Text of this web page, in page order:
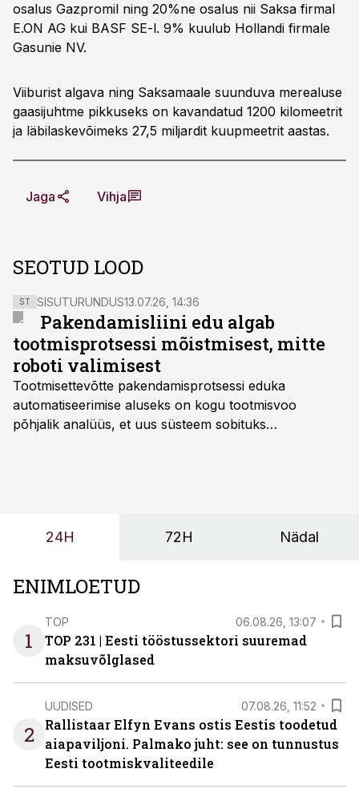
osalus Gazpromil ning 20%ne osalus nii Saksa firmal
E.ON AG kui BASF SE-l. 9% kuulub Hollandi firmale
Gasunie NV.
Viiburist algava ning Saksamaale suunduva merealuse
gaasijuhtme pikkuseks on kavandatud 1200 kilomeetrit
ja läbilaskevõimeks 27,5 miljardit kuupmeetrit aastas.
Jaga Vihja
SEOTUD LOOD
ST SISUTURUNDUS13.07.26, 14:36
Pakendamisliini edu algab
tootmisprotsessi mõistmisest, mitte
roboti valimisest
Tootmisettevõtte pakendamisprotsessi eduka
automatiseerimise aluseks on kogu tootmisvoo
põhjalik analüüs, et uus süsteem sobituks
OÜ tegevjuht Sander Mitendorf.
24H 72H Nädal
ENIMLOETUD
1
TOP 06.08.26, 13:07
TOP 231 | Eesti tööstussektori suuremad
maksuvõlglased
2
UUDISED 07.08.26, 11:52
Rallistaar Elfyn Evans ostis Eestis toodetud
aiapaviljoni. Palmako juht: see on tunnustus
Eesti tootmiskvaliteedile